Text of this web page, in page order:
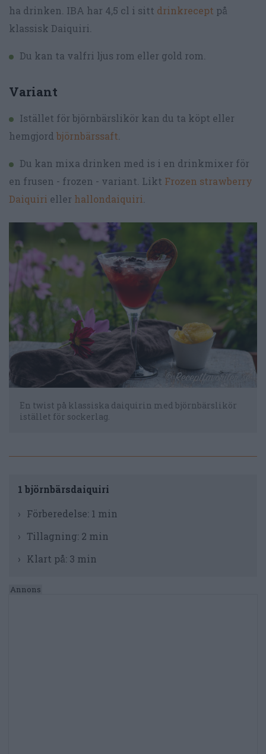
ha drinken. IBA har 4,5 cl i sitt drinkrecept på
klassisk Daiquiri.
Du kan ta valfri ljus rom eller gold rom.
Variant
Istället för björnbärslikör kan du ta köpt eller
hemgjord björnbärssaft
Du kan mixa drinken med is i en drinkmixer för
en frusen - frozen - variant. Likt Frozen strawberry
Daiquiri eller hallondaiquiri
En twist på klassiska daiquirin med björnbärslikör
istället för sockerlag.
1 björnbärsdaiquiri
Förberedelse: 1 min
Tillagning: 2 min
Klart på: 3 min